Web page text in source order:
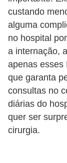
custando
alguma
no hospital
a internação,
apenas esses
que garanta
consultas no
diárias do
quer ser
cirurgia.
i
c
i
n
a
i
s
S
a